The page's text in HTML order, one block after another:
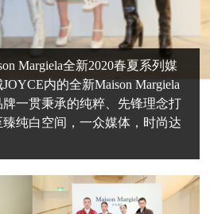
Margiela全新2020春夏系列媒
内的全新Maison Margiela
一贯秉承的纯粹、先锋理念打
纯白空间，一众媒体，时尚达